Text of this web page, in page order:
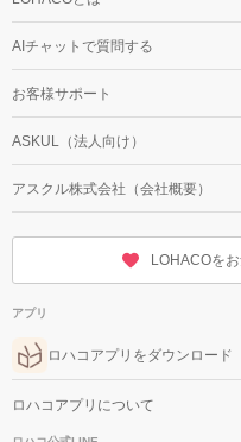
AIチャットで質問する
お客様サポート
ASKUL（法人向け）
アスクル株式会社（会社概要）
LOHACOを
アプリ
ロハコアプリをダウンロード
ロハコアプリについて